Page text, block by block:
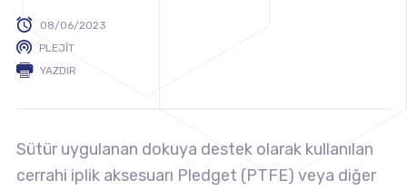
08/06/2023
PLEJIT
YAZDIR
Sütür uygulanan dokuya destek olarak kullanılan
cerrahi iplik aksesuarı Pledget (PTFE) veya diğer